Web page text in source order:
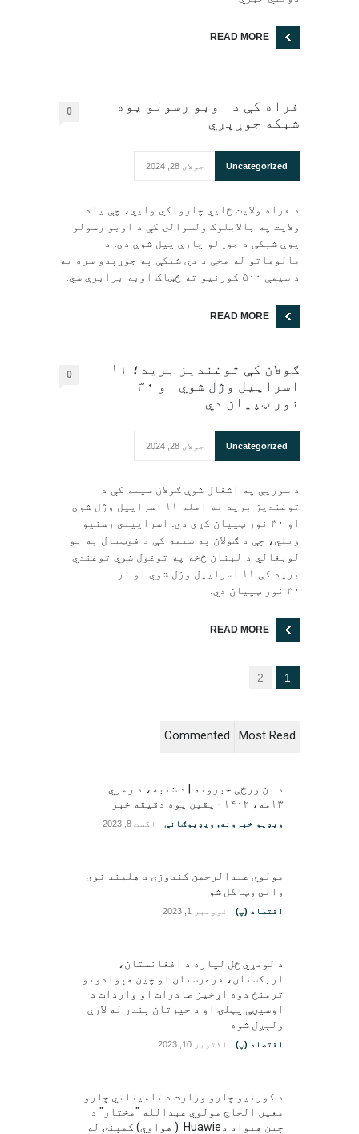
READ MORE
فراه کې د اوبو رسولو یوه
شبکه جوړېږي
0
Uncategorized جولای 28, 2024
د فراه ولایت ځایي چارواکي وایي، چې یاد
ولایت په بالابلوک ولسوالۍ کې د اوبو رسولو
یوې شبکې د جوړلو چارې پیل شوې دي. د
مالوماتو له مخې د دې شبکې په جوړېدو سره به
د سیمې ۵۰۰ کورنیو ته څښاک اوبه برابرې شي.
READ MORE
ګولان کې توغندیز برید؛ ۱۱
اسراییل وژل شوي او ۳۰
نور ټپيان دي
0
Uncategorized جولای 28, 2024
د سوریې په اشغال شوې ګولان سیمه کې د
توغندیز برید له امله ۱۱ اسراییل وژل شوي
او ۳۰ نور ټپیان کړي دي. اسراییلي رسنیو
ویلي، چې د ګولان په سیمه کې د فوټبال په یو
لوبغالي د لبنان څخه په توغول شوي توغندي
برید کې ۱۱ اسراییل وژل شوي او تر
۳۰ نور ټپیان دي.
READ MORE
1
2
Most Read
Commented
د نن ورځې خبرونه | د شنبه، د زمري
۱۳مه، ۱۴۰۲ - یقین یوه دقیقه خبر
ویډیو خبرونه, ویډیوګانې اگست 8, 2023
مولوي عبدالرحمن کندوزی د هلمند نوی
والي وټاکل شو
اقتصاد (پ) نوومبر 1, 2023
د لومړي ځل لپاره د افغانستان،
ازبکستان، قرغزستان او چین هېوادونو
ترمنځ دوه اړخیز صادرات او واردات د
اوسپڼې پټلۍ او د حیرتان بندر له لارې
ولېږل شوه
اقتصاد (پ) اکتوبر 10, 2023
د کورنیو چارو وزارت د تامیناتي چارو
معین الحاج مولوي عبدالله "مختار" د
چین هیواد دHuawie ( هواوي) کمپنۍ له